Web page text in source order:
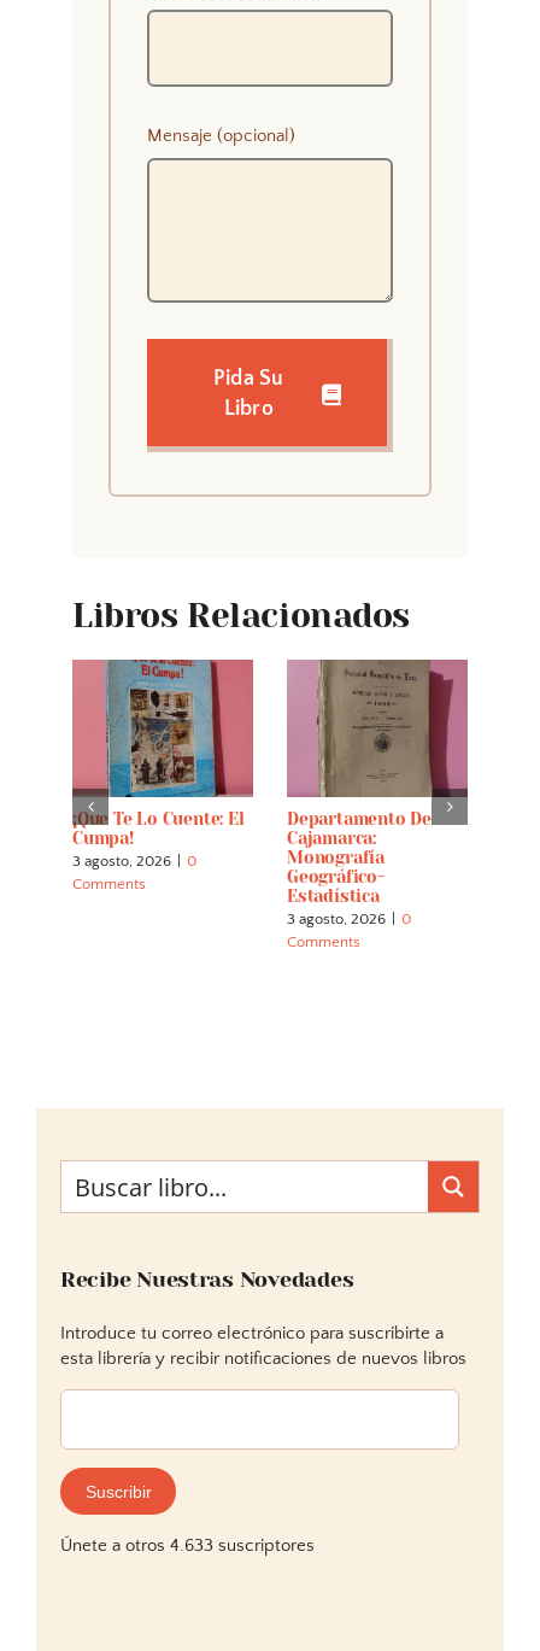
Mensaje (opcional)
Pida Su
Libro
Libros Relacionados
¡Que Te Lo Cuente: El
Cumpa!
3 agosto, 2026
0
Comments
Departamento De
Cajamarca:
Monografía
Geográfico-
Estadística
3 agosto, 2026
0
Comments
Recibe Nuestras Novedades
Introduce tu correo electrónico para suscribirte a
esta librería y recibir notificaciones de nuevos libros
Dirección
correo
electrónico:
Suscribir
Únete a otros 4.633 suscriptores